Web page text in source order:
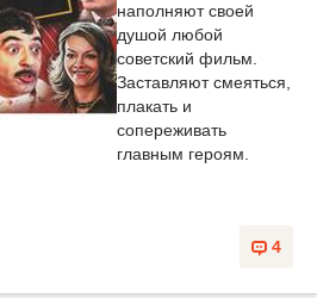
наполняют своей
душой любой
советский фильм.
Заставляют смеяться,
плакать и
сопереживать
главным героям.
4